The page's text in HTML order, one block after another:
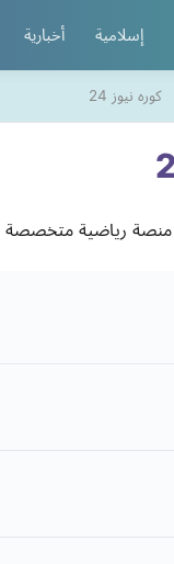
إسلامية أخبارية
كوره نيوز 24